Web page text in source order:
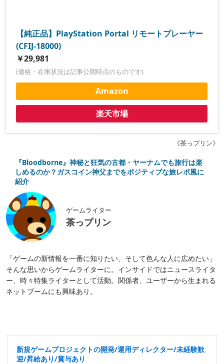
【純正品】PlayStation Portal リモートプレーヤー
(CFIJ-18000)
￥29,981
(価格・在庫状況は記事公開時点のものです)
Amazon
楽天市場
《茶っプリン》
『Bloodborne』神秘と狂気の古都・ヤーナムでも旅行は楽
しめるのか？ガスコイン神父までをポジティブな旅レポ風に
紹介
ゲームライター
茶っプリン
「ゲームの新情報を一番に知りたい、そして色んな人に広めたい」
そんな思いからゲームライターに。インサイドではニュースライタ
ー、時々特集ライターとして活動。関係者、ユーザーから生まれる
ネットブームにも興味あり。
新規ゲームプロジェクトの開発/運用ディレクター/未経験歓
迎/昇給あり/賞与あり